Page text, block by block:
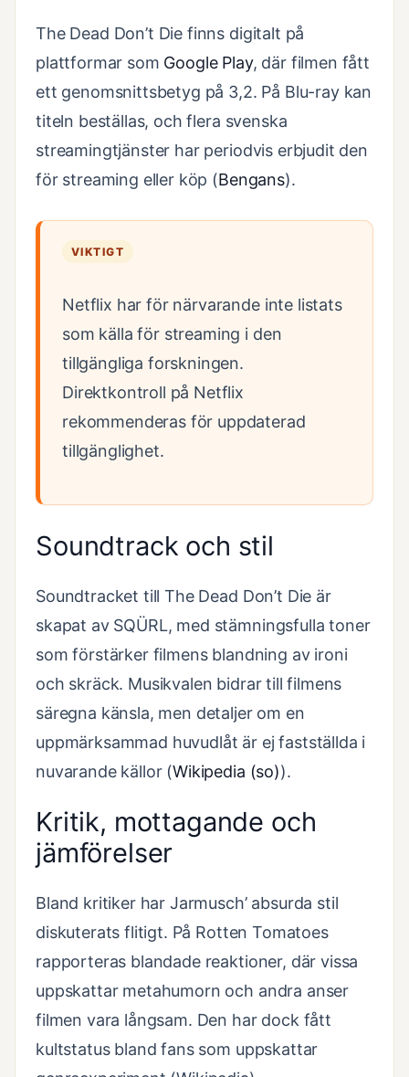
The Dead Don’t Die finns digitalt på
plattformar som Google Play, där filmen fått
ett genomsnittsbetyg på 3,2. På Blu-ray kan
titeln beställas, och flera svenska
streamingtjänster har periodvis erbjudit den
för streaming eller köp (Bengans).
VIKTIGT
Netflix har för närvarande inte listats
som källa för streaming i den
tillgängliga forskningen.
Direktkontroll på Netflix
rekommenderas för uppdaterad
tillgänglighet.
Soundtrack och stil
Soundtracket till The Dead Don’t Die är
skapat av SQÜRL, med stämningsfulla toner
som förstärker filmens blandning av ironi
och skräck. Musikvalen bidrar till filmens
säregna känsla, men detaljer om en
uppmärksammad huvudlåt är ej fastställda i
nuvarande källor (Wikipedia (so)).
Kritik, mottagande och
jämförelser
Bland kritiker har Jarmusch’ absurda stil
diskuterats flitigt. På Rotten Tomatoes
rapporteras blandade reaktioner, där vissa
uppskattar metahumorn och andra anser
filmen vara långsam. Den har dock fått
kultstatus bland fans som uppskattar